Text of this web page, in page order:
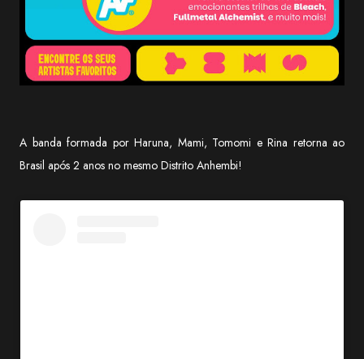
A banda formada por Haruna, Mami, Tomomi e Rina retorna ao
Brasil após 2 anos no mesmo Distrito Anhembi!